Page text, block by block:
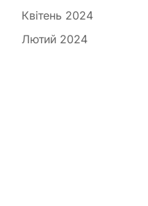
Квітень 2024
Лютий 2024